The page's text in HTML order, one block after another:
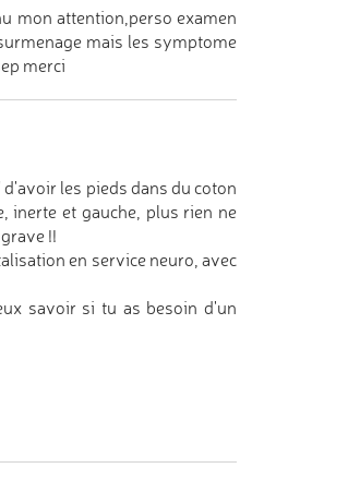
mon attention,perso examen
mais les symptome
merci
les pieds dans du coton
inerte et gauche, plus rien ne
!!
en service neuro, avec
savoir si tu as besoin d'un